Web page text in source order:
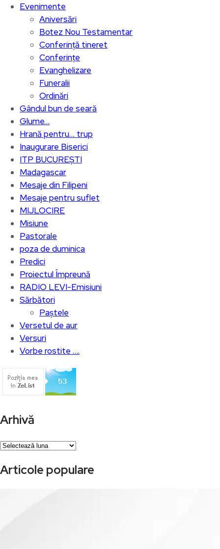
Evenimente
Aniversări
Botez Nou Testamentar
Conferință tineret
Conferințe
Evanghelizare
Funeralii
Ordinări
Gândul bun de seară
Glume…
Hrană pentru… trup
Inaugurare Biserici
ITP BUCUREȘTI
Madagascar
Mesaje din Filipeni
Mesaje pentru suflet
MIJLOCIRE
Misiune
Pastorale
poza de duminica
Predici
Proiectul Împreună
RADIO LEVI-Emisiuni
Sărbători
Paștele
Versetul de aur
Versuri
Vorbe rostite ….
Arhivă
Arhivă
Articole populare